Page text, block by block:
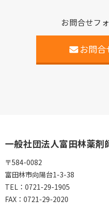
お問合せフ
お問
一般社団法人富田林薬剤
〒584-0082
富田林市向陽台1-3-38
TEL： 0721-29-1905
FAX： 0721-29-2020